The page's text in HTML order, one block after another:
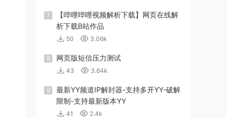
7
【哔哩哔哩视频解析下载】网页在线解
析下载B站作品
50 3.06k
8 网页版短信压力测试
43 3.64k
9
最新YY频道IP解封器-支持多开YY-破解
限制-支持最新版本YY
41 2.4k